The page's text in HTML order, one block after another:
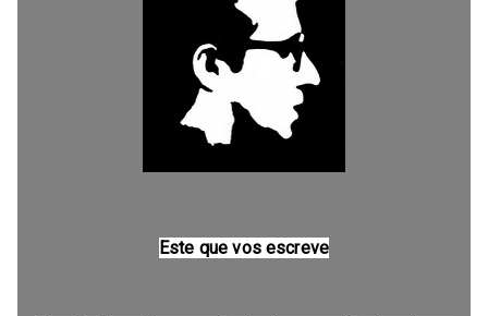
Este que vos escreve